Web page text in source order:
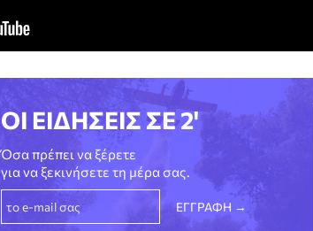
ΟΙ ΕΙΔΗΣΕΙΣ ΣΕ 2'
Όσα πρέπει να ξέρετε
για να ξεκινήσετε τη μέρα σας.